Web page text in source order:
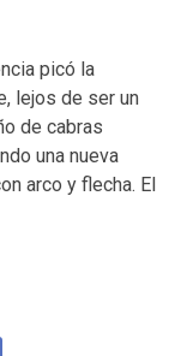
picó la
lejos de ser un
de cabras
una nueva
arco y flecha. El